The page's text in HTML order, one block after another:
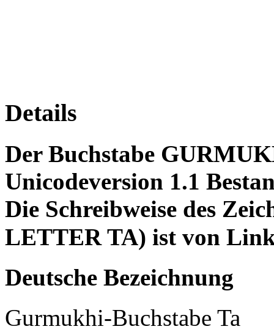
Details
Der Buchstabe
Unicodeversion 1.1
Die Schreibweise des
LETTER TA) ist von
Deutsche Bezeichnung
Gurmukhi-Buchstabe Ta